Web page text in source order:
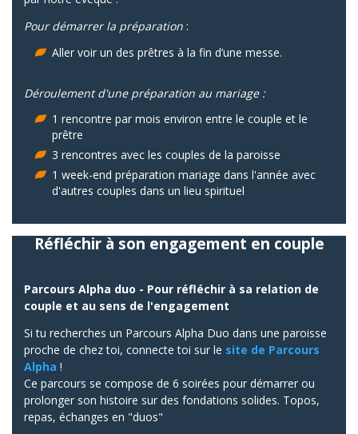
Pour démarrer la préparation :
Aller voir un des prêtres à la fin d’une messe.
Déroulement d'une préparation au mariage :
1 rencontre par mois environ entre le couple et le
prêtre
3 rencontres avec les couples de la paroisse
1 week-end préparation mariage dans l'année avec
d'autres couples dans un lieu spirituel
Réfléchir à son engagement en couple
Parcours Alpha duo - Pour réfléchir à sa relation de
couple et au sens de l'engagement
Si tu recherches un Parcours Alpha Duo dans une paroisse
proche de chez toi, connecte toi sur le site de Parcours
Alpha !
Ce parcours se compose de 6 soirées pour démarrer ou
prolonger son histoire sur des fondations solides. Topos,
repas, échanges en "duos"